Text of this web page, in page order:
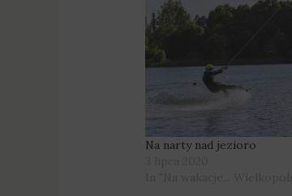
Na narty nad jezioro